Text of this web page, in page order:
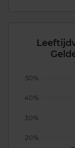
20%
30%
40%
50%